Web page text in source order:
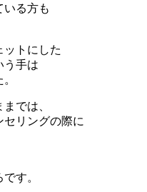
いる方も
ットにした
う手は
では、
セリングの際に
す。